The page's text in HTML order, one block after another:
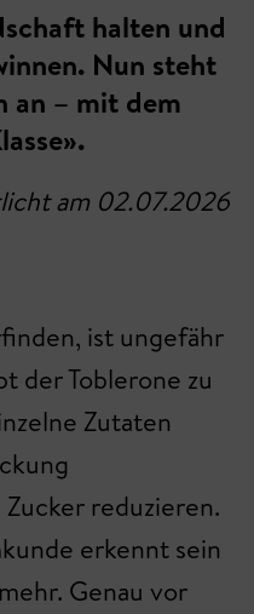
halten und
Nun steht
an – mit dem
am 02.07.2026
ist ungefähr
der Toblerone zu
Zutaten
reduzieren.
erkennt sein
Genau vor